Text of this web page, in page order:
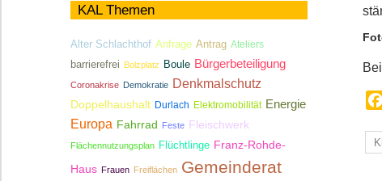
KAL Themen
Alter Schlachthof Anfrage Antrag Ateliers
barrierefrei Bolzplatz Boule Bürgerbeteiligung
Coronakrise Demokratie Denkmalschutz
Doppelhaushalt Durlach Elektromobilität Energie
Europa Fahrrad Feste Fleischwerk
Flächennutzungsplan Flüchtlinge Franz-Rohde-
Haus Frauen Freiflächen Gemeinderat